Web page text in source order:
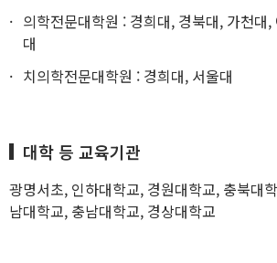
의학전문대학원 : 경희대, 경북대, 가천대
대
치의학전문대학원 : 경희대, 서울대
대학 등 교육기관
광명서초, 인하대학교, 경원대학교, 충북대
남대학교, 충남대학교, 경상대학교